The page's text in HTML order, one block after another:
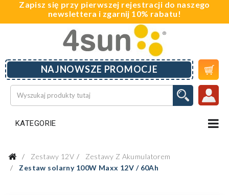
Zapisz się przy pierwszej rejestracji do naszego
newslettera i zgarnij 10% rabatu!
KATEGORIE
NAJNOWSZE PROMOCJE 
Zestawy 12V
Zestawy Z Akumulatorem
Zestaw solarny 100W Maxx 12V / 60Ah